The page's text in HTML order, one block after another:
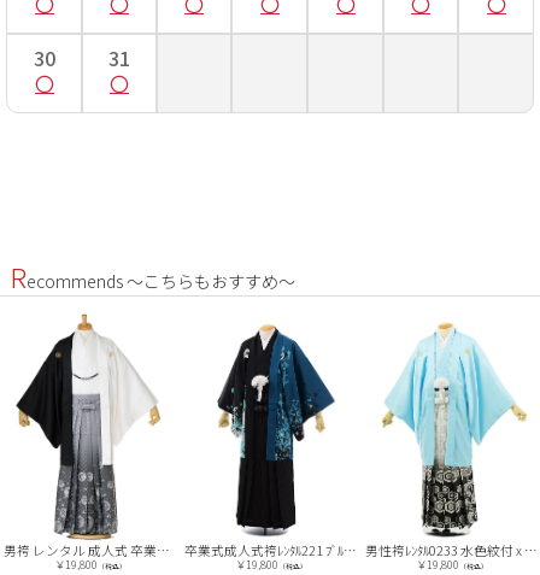
30 31
Recommends ～こちらもおすすめ～
男袴 レンタル 成人式 卒業式 黒×白 204
￥19,800 （税込）
卒業式成人式袴ﾚﾝﾀﾙ221 ﾌﾞﾙｰｸﾞﾘｰﾝ 黒 鯉×黒袴
￥19,800 （税込）
男性袴ﾚﾝﾀﾙ0233 水色紋付 x 白黒ぼかし 袴
￥19,800 （税込）